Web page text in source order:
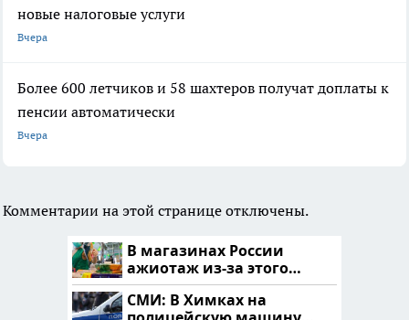
новые налоговые услуги
Вчера
Более 600 летчиков и 58 шахтеров получат доплаты к
пенсии автоматически
Вчера
Комментарии на этой странице отключены.
В магазинах России
ажиотаж из-за этого
продукта: что купить?
СМИ: В Химках на